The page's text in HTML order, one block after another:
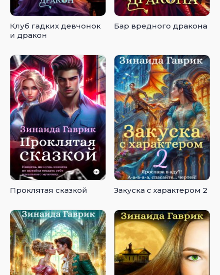
Клуб гадких девчонок
и дракон
Бар вредного дракона
Проклятая сказкой Закуска с характером 2